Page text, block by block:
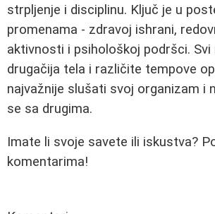
strpljenje i disciplinu. Ključ je u
promenama - zdravoj ishrani,
aktivnosti i psihološkoj podršci. Svi
drugačija tela i različite tempove
najvažnije slušati svoj organizam i
se sa drugima.
Imate li svoje savete ili iskustva?
komentarima!